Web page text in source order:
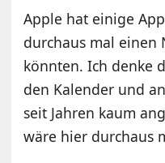
Apple hat einige
durchaus mal einen
könnten. Ich denke
den Kalender und
seit Jahren kaum
wäre hier durchaus